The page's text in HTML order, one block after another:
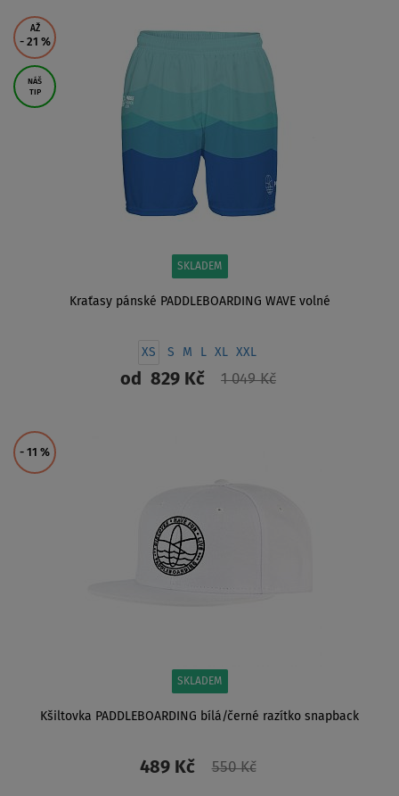
AŽ
- 21 %
NÁŠ
TIP
SKLADEM
Kraťasy pánské PADDLEBOARDING WAVE volné
XS S M XL XXL
od 829 Kč 1 049 Kč
- 11 %
SKLADEM
Kšiltovka PADDLEBOARDING bílá/černé razítko snapback
489 Kč 550 Kč